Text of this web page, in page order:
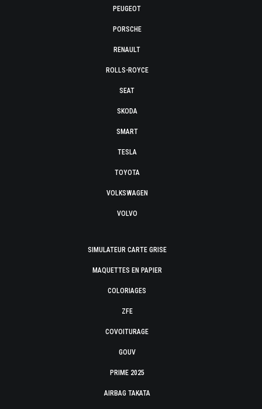
PEUGEOT
PORSCHE
RENAULT
ROLLS-ROYCE
SEAT
SKODA
SMART
TESLA
TOYOTA
VOLKSWAGEN
VOLVO
SIMULATEUR CARTE GRISE
MAQUETTES EN PAPIER
COLORIAGES
ZFE
COVOITURAGE
GOUV
PRIME 2025
AIRBAG TAKATA